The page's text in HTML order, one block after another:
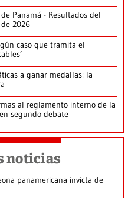
Panamá - Resultados del
2026
caso que tramita el
a ganar medallas: la
al reglamento interno de la
segundo debate
noticias
panamericana invicta de